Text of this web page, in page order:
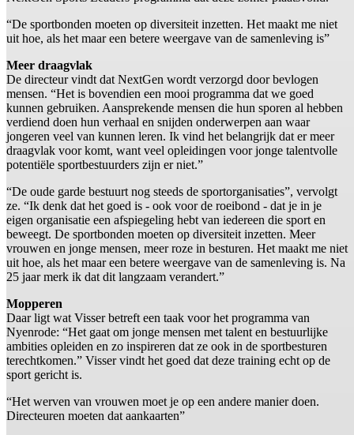
“De sportbonden moeten op diversiteit inzetten. Het maakt me niet
uit hoe, als het maar een betere weergave van de samenleving is”
Meer draagvlak
De directeur vindt dat NextGen wordt verzorgd door bevlogen
mensen. “Het is bovendien een mooi programma dat we goed
kunnen gebruiken. Aansprekende mensen die hun sporen al hebben
verdiend doen hun verhaal en snijden onderwerpen aan waar
jongeren veel van kunnen leren. Ik vind het belangrijk dat er meer
draagvlak voor komt, want veel opleidingen voor jonge talentvolle
potentiële sportbestuurders zijn er niet.”
“De oude garde bestuurt nog steeds de sportorganisaties”, vervolgt
ze. “Ik denk dat het goed is - ook voor de roeibond - dat je in je
eigen organisatie een afspiegeling hebt van iedereen die sport en
beweegt. De sportbonden moeten op diversiteit inzetten. Meer
vrouwen en jonge mensen, meer roze in besturen. Het maakt me niet
uit hoe, als het maar een betere weergave van de samenleving is. Na
25 jaar merk ik dat dit langzaam verandert.”
Mopperen
Daar ligt wat Visser betreft een taak voor het programma van
Nyenrode: “Het gaat om jonge mensen met talent en bestuurlijke
ambities opleiden en zo inspireren dat ze ook in de sportbesturen
terechtkomen.” Visser vindt het goed dat deze training echt op de
sport gericht is.
“Het werven van vrouwen moet je op een andere manier doen.
Directeuren moeten dat aankaarten”